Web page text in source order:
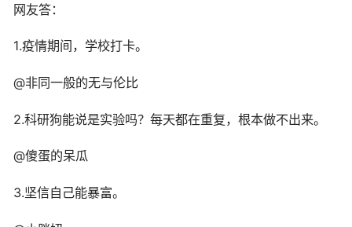
网友答：
1.疫情期间，学校打卡。
@非同一般的无与伦比
2.科研狗能说是实验吗？每天都在重复，根本做不出来。
@傻蛋的呆瓜
3.坚信自己能暴富。